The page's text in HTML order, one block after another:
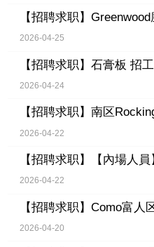
【招聘求职】
2026-04-25
【招聘求职】 石膏板 招工
2026-04-24
【招聘求职】 南区
2026-04-22
【招聘求职】 【內場人員
2026-04-22
【招聘求职】 Como富人
2026-04-20